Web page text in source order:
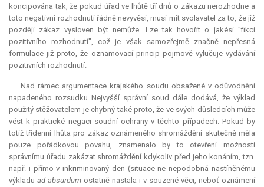
koncipována tak, že pokud úřad ve lhůtě tří dnů o zákazu nerozhodne a
toto negativní rozhodnutí řádně nevyvěsí, musí mít svolavatel za to, že již
později zákaz vysloven být nemůže. Lze tak hovořit o jakési "fikci
pozitivního rozhodnutí", což je však samozřejmě značně nepřesná
formulace již proto, že oznamovací princip pojmově vylučuje vydávání
pozitivních rozhodnutí.
Nad rámec argumentace krajského soudu obsažené v odůvodnění
napadeného rozsudku Nejvyšší správní soud dále dodává, že výklad
použitý stěžovatelem je chybný také proto, že ve svých důsledcích může
vést k praktické negaci soudní ochrany v těchto případech. Pokud by
totiž třídenní lhůta pro zákaz oznámeného shromáždění skutečně měla
pouze pořádkovou povahu, znamenalo by to otevření možnosti
správnímu úřadu zakázat shromáždění kdykoliv před jeho konáním, tzn.
např. i přímo v inkriminovaný den (situace ne nepodobná nastíněnému
výkladu ad absurdum ostatně nastala i v souzené věci, neboť oznámení